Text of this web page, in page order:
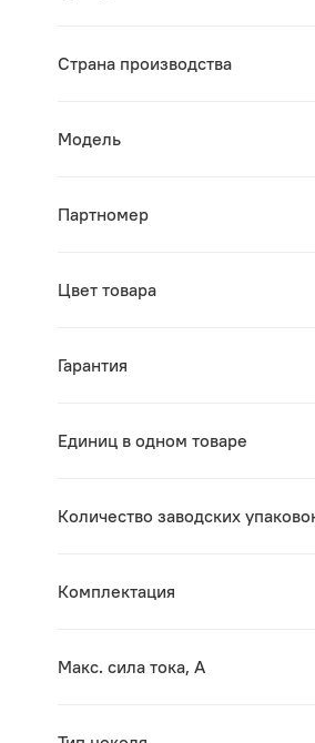
Страна производства
Модель
Партномер
Цвет товара
Гарантия
Единиц в одном товаре
Количество заводских
Комплектация
Макс. сила тока, А